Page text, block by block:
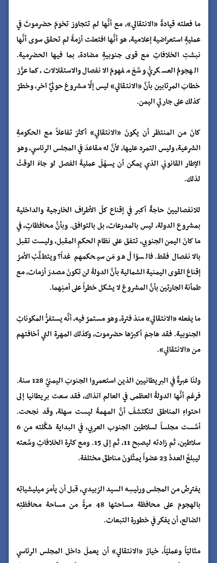
ما فعلته قيادةُ «الانتقالي»، مع أنَّها لم تتجاوز تخومَ حضرموتَ في
عمليةٍ استعراضية إعلامية، هو أنَّها افتعلت أزمةً لم تحقق سوى أنَّها
نبشتِ الخلافاتِ مع قوى جنوبيةٍ مضادة، بما فيها الحضرمية.
الهجومُ العسكريُّ وسَّعَ مفهومَ الانفصال والاستقلالات، كما عزَّز
خطابَ المرتابين بأنَّ «الانتقالي» ليس إلَّا مشروعَ حوثيٍّ آخر، وخطرٌ
كذلك على جارتي اليمن.
كانَ من المنتظر أن يكونَ «الانتقالي» أكثرَ تفاعلاً مع الحكومةِ
الشرعية، وليس التمرد عليها، لأنَّ له مقاعدَ في المجلس الرئاسي، وهو
الإطار القانوني الذي يمكن أن يسهّلَ عمليةَ الفصل لو جاءَ الوقتُ
لذلك.
للانفصاليينَ حاجةٌ أكبر في إقناع كلّ الأطراف الخارجية والداخلية
بمشروع الدولة، ليس بالمدرعات، بل بالتوافق. وبأنَّ محافظاتٍ، في
ما كانَ اليمن الجنوبي، تتفق على نظام الحكمِ المقبل، وليست تقبل
بالانفصال فقط. فالسؤالُ هو مَن سيحكمهم غداً؟ ويتطلَّبُ الأمرُ
إقناعَ القوى اليمنية الشمالية بأنَّ الدولةَ لن تكونَ مصدرَ أزمات، مع
طمأنة الجارتين بأنَّ المشروعَ لا يشكل خطراً على أمنِهما.
ما يفعله «الانتقالي» منذ فترة، وهو مستمرٌ فيه، أنَّه يستفزُّ المكوناتِ
الجنوبية. فقد هاجمَ أكبرُها حضرموت، وكذلك المهرة التي أخافتهم
من «الانتقالي».
ولنَا عبرةٌ في البريطانيين الذين استعمروا الجنوبَ اليمنيَّ 128 سنة.
فرغم أنَّها الدولةُ العظمى في العالم آنذاك، فقد سعت بريطانيا إلى
احتواءِ المناطق لتكتشفَ أنَّ المهمةَ ليست سهلة، وقد نجحت.
أسَّست مجلساً لسلاطين الجنوب العربي، في البداية شكَّلته من 6
سلاطين، ثم زادته ليصبح 11، ثم إلى 15. ومع كثرة الخلافاتِ وسَّعته
ليبلغَ العددُ 23 عضواً يمثّلونَ مناطقَ مختلفة.
يفترضُ من المجلس ورئيسِه السيد الزبيدي، قبل أن يأمرَ ميليشياتِه
بالهجوم على محافظة مساحتها 48 مرةً من مساحة محافظتِه
الضالع، أن يفكر في خطورة التبعات.
مثاليّاً وعمليّاً، خيارُ «الانتقالي» أن يعملَ داخل المجلس الرئاسي